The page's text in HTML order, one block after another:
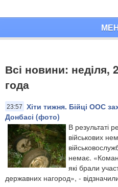
Всі новини: неділя,
года
23:57
Хіти тижня. Бійці ООС
Донбасі (фото)
В результаті
військових
немає.
які брали
державних нагород», -